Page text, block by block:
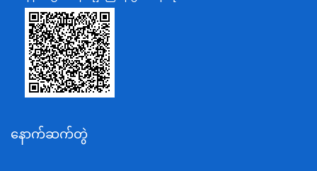
သာသနာရေးနှင့် ယဉ်ကျေးမှုဝန်ကြီးဌာန
စိုက်ပျိုးရေး၊မွေးမြူရေးနှင့်ဆည်မြောင်းဝန်ကြီးဌာန
ပို့ဆောင်ရေးနှင့်ဆက်သွယ်ရေးဝန်ကြီးဌာန
သယံဇာတနှင့်ပတ်ဝန်းကျင်ထိန်းသိမ်းရေးဝန်ကြီးဌာန
အလုပ်သမား၊လူဝင်မှုကြီးကြပ်ရေးနှင့်ပြည်သူ့အင်အား
နောက်ဆက်တွဲ